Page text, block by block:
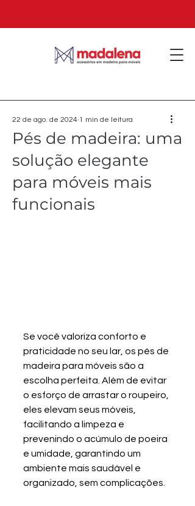
Pés de madeira: uma
solução elegante
para móveis mais
funcionais
22 de ago. de 2024 1 min de leitura
Se você valoriza conforto e
praticidade no seu lar, os pés de
madeira para móveis são a
escolha perfeita. Além de evitar
o esforço de arrastar o roupeiro,
eles elevam seus móveis,
facilitando a limpeza e
prevenindo o acúmulo de poeira
e umidade, garantindo um
ambiente mais saudável e
organizado, sem complicações.